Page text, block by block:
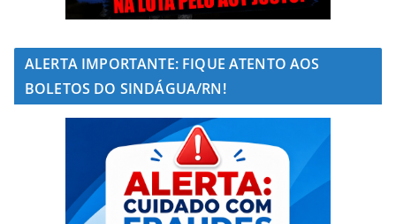
ALERTA IMPORTANTE: FIQUE ATENTO AOS
BOLETOS DO SINDÁGUA/RN!